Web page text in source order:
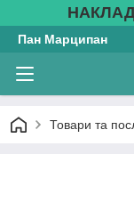
Пан Марципан
Товари та